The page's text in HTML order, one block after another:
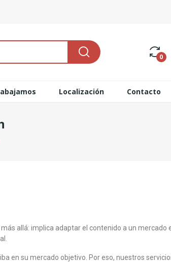
0
Localización Contacto
allá: implica adaptar el contenido a un mercado
en su mercado objetivo. Por eso, nuestros